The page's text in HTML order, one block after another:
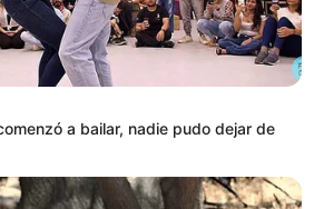
la secretaria de Ambiente,
a bailar, nadie pudo dejar de